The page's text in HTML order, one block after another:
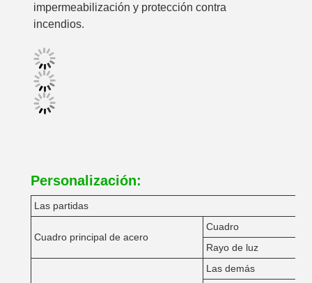
impermeabilización y protección contra
incendios.
Personalización:
Las partidas
Cuadro principal de acero
Cuadro
Rayo de luz
Las demás